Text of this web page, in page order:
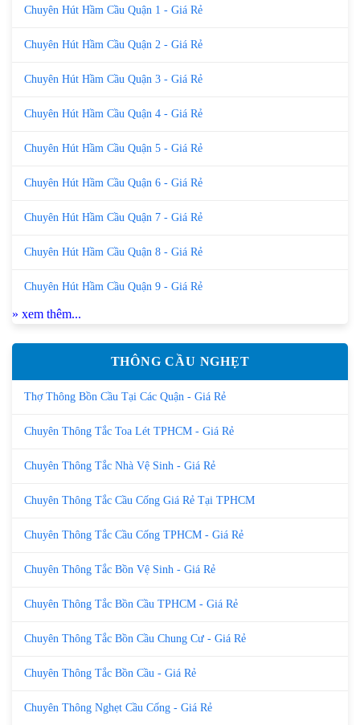
Chuyên Hút Hầm Cầu Quận 1 - Giá Rẻ
Chuyên Hút Hầm Cầu Quận 2 - Giá Rẻ
Chuyên Hút Hầm Cầu Quận 3 - Giá Rẻ
Chuyên Hút Hầm Cầu Quận 4 - Giá Rẻ
Chuyên Hút Hầm Cầu Quận 5 - Giá Rẻ
Chuyên Hút Hầm Cầu Quận 6 - Giá Rẻ
Chuyên Hút Hầm Cầu Quận 7 - Giá Rẻ
Chuyên Hút Hầm Cầu Quận 8 - Giá Rẻ
Chuyên Hút Hầm Cầu Quận 9 - Giá Rẻ
» xem thêm...
THÔNG CẦU NGHẸT
Thợ Thông Bồn Cầu Tại Các Quận - Giá Rẻ
Chuyên Thông Tắc Toa Lét TPHCM - Giá Rẻ
Chuyên Thông Tắc Nhà Vệ Sinh - Giá Rẻ
Chuyên Thông Tắc Cầu Cống Giá Rẻ Tại TPHCM
Chuyên Thông Tắc Cầu Cống TPHCM - Giá Rẻ
Chuyên Thông Tắc Bồn Vệ Sinh - Giá Rẻ
Chuyên Thông Tắc Bồn Cầu TPHCM - Giá Rẻ
Chuyên Thông Tắc Bồn Cầu Chung Cư - Giá Rẻ
Chuyên Thông Tắc Bồn Cầu - Giá Rẻ
Chuyên Thông Nghẹt Cầu Cống - Giá Rẻ